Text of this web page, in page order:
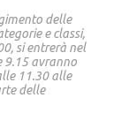
delle
e classi,
si entrerà nel
9.15 avranno
11.30 alle
delle